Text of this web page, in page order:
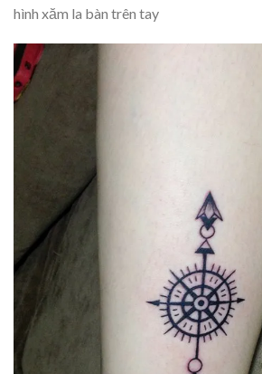
hình xăm la bàn trên tay